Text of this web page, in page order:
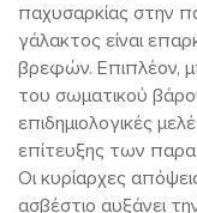
παχυσαρκίας στην
γάλακτος είναι
βρεφών. Επιπλέον,
του σωματικού
επιδημιολογικές
επίτευξης των
Οι κυρίαρχες
ασβέστιο αυξάνει